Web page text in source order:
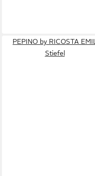
PEPINO by RICOSTA EMIL
Stiefel